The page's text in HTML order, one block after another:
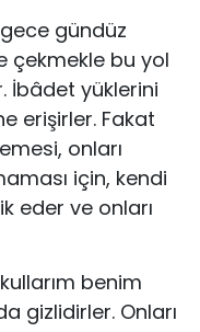
gece gündüz
çekmekle bu yol
İbâdet yüklerini
erişirler. Fakat
onları
için, kendi
eder ve onları
benim
gizlidirler. Onları